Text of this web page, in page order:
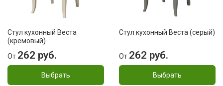
Стул кухонный Веста
(кремовый)
От 262 руб.
Выбрать
Стул кухонный Веста (серый)
От 262 руб.
Выбрать